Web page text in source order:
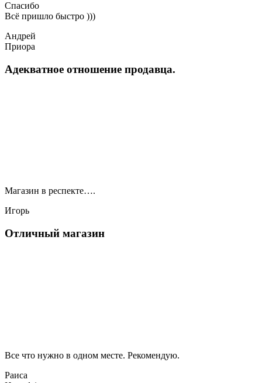
Спасибо
Всё пришло быстро )))
Андрей
Приора
Адекватное отношение продавца.
Магазин в респекте….
Игорь
Отличный магазин
Все что нужно в одном месте. Рекомендую.
Раиса